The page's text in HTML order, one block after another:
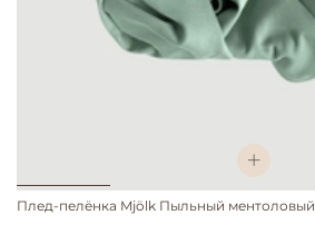
Плед-пелёнка Mjölk Пыльный ментоловый